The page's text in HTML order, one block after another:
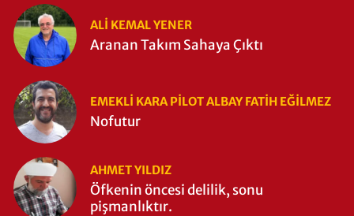
ALI KEMAL YENER
Aranan Takım Sahaya Çıktı
EMEKLI KARA PILOT ALBAY FATIH EĞİLMEZ
Nofutur
AHMET YILDIZ
Öfkenin öncesi delilik, sonu
pişmanlıktır.